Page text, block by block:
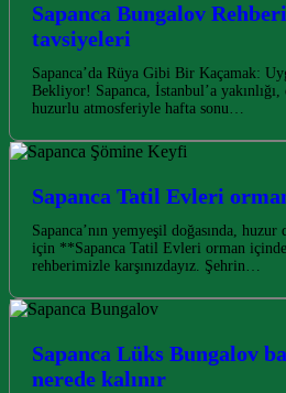
Sapanca Bungalov
tavsiyeleri
Sapanca’da Rüya Gibi Bir Kaçamak:
Bekliyor! Sapanca, İstanbul’a
huzurlu atmosferiyle hafta sonu…
Sapanca Tatil Evleri
Sapanca’nın yemyeşil doğasında,
için **Sapanca Tatil Evleri orman
rehberimizle karşınızdayız. Şehrin…
Sapanca Lüks Bungalov
nerede kalınır